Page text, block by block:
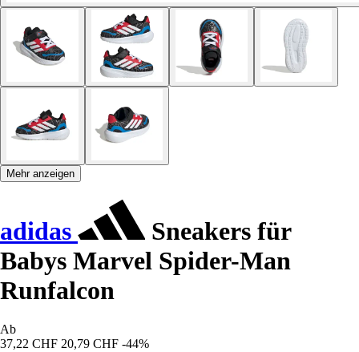
Mehr anzeigen
adidas
Sneakers für
Babys Marvel Spider-Man
Runfalcon
Ab
37,22 CHF 20,79 CHF -44%